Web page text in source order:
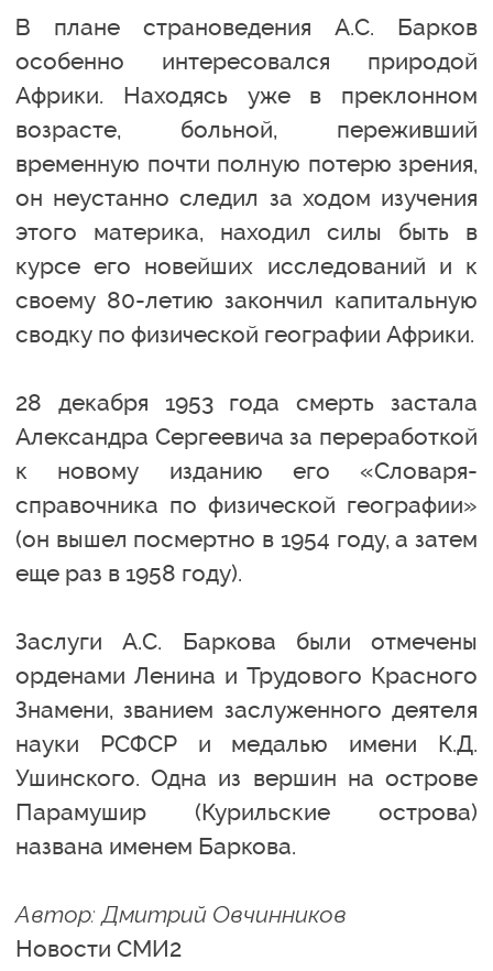
В плане страноведения А.С. Барков
особенно интересовался природой
Африки. Находясь уже в преклонном
возрасте, больной, переживший
временную почти полную потерю зрения,
он неустанно следил за ходом изучения
этого материка, находил силы быть в
курсе его новейших исследований и к
своему 80-летию закончил капитальную
сводку по физической географии Африки.
28 декабря 1953 года смерть застала
Александра Сергеевича за переработкой
к новому изданию его «Словаря-
справочника по физической географии»
(он вышел посмертно в 1954 году, а затем
еще раз в 1958 году).
Заслуги А.С. Баркова были отмечены
орденами Ленина и Трудового Красного
Знамени, званием заслуженного деятеля
науки РСФСР и медалью имени К.Д.
Ушинского. Одна из вершин на острове
Парамушир (Курильские острова)
названа именем Баркова.
Автор: Дмитрий Овчинников
Новости СМИ2